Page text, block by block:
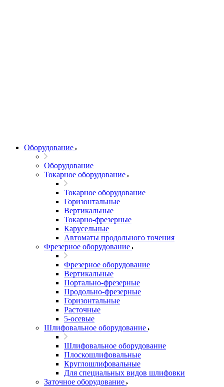
Оборудование
Оборудование
Токарное оборудование
Токарное оборудование
Горизонтальные
Вертикальные
Токарно-фрезерные
Карусельные
Автоматы продольного точения
Фрезерное оборудование
Фрезерное оборудование
Вертикальные
Портально-фрезерные
Продольно-фрезерные
Горизонтальные
Расточные
5-осевые
Шлифовальное оборудование
Шлифовальное оборудование
Плоскошлифовальные
Круглошлифовальные
Для специальных видов шлифовки
Заточное оборудование